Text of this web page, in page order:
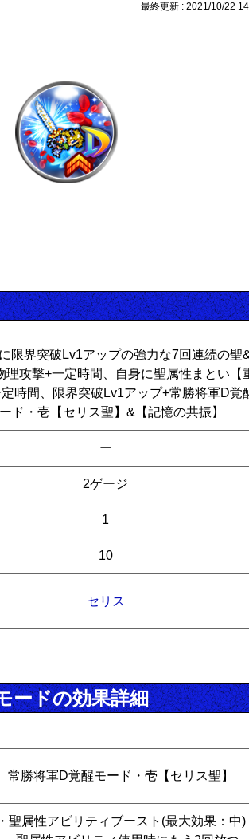
最終更新 : 2021/10/22
限界突破Lv1アップの強力な7回連続の聖
理攻撃+一定時間、自身に聖属性まとい【
時間、限界突破Lv1アップ+常勝将軍D覚
ド・壱【セリス聖】&【記憶の共振】
ー
2ゲージ
1
10
セリス
ードの効果詳細
常勝将軍D覚醒モード・壱【セリス聖】
・聖属性アビリティブースト(最大効果：中)